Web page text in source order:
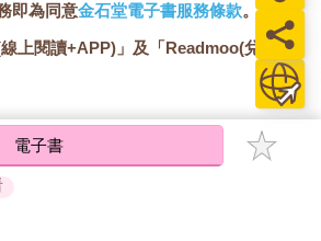
即為同意金石堂電子書服務條款。
上閱讀+APP)」及「Readmoo(兌換
電子書服務「我的e書櫃」，點選線上
電子書